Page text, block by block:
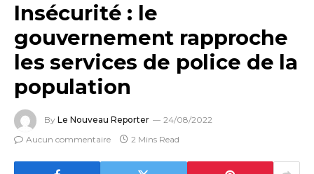
Insécurité : le
gouvernement rapproche
les services de police de la
population
By Le Nouveau Reporter
24/08/2022
Aucun commentaire
2 Mins Read